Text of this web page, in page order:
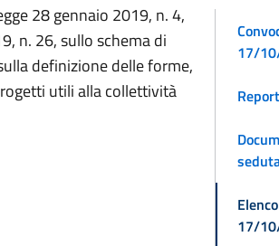
28 gennaio 2019, n. 4,
n. 26, sullo schema di
definizione delle forme,
utili alla collettività
17/
17/